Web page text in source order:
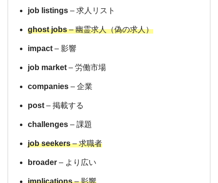
job listings – 求人リスト
ghost jobs– 幽霊求人（偽の求人）
impact – 影響
job market – 労働市場
companies – 企業
post – 掲載する
challenges – 課題
job seekers– 求職者
broader – より広い
implications– 影響